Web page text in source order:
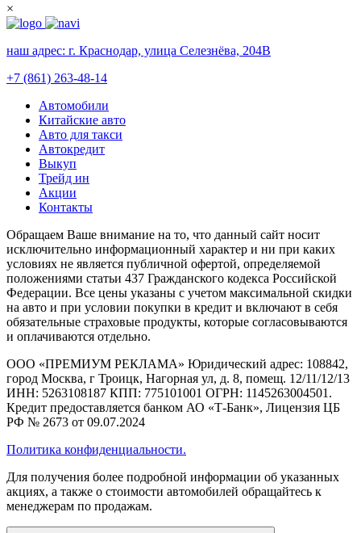
×
наш адрес: г. Краснодар, улица Селезнёва, 204В
+7 (861) 263-48-14
Автомобили
Китайские авто
Авто для такси
Автокредит
Выкуп
Трейд ин
Акции
Контакты
Обращаем Ваше внимание на то, что данный сайт носит
исключительно информационный характер и ни при каких
условиях не является публичной офертой, определяемой
положениями статьи 437 Гражданского кодекса Российской
Федерации. Все цены указаны с учетом максимальной скидки
на авто и при условии покупки в кредит и включают в себя
обязательные страховые продукты, которые согласовываются
и оплачиваются отдельно.
ООО «ПРЕМИУМ РЕКЛАМА» Юридический адрес: 108842,
город Москва, г Троицк, Нагорная ул, д. 8, помещ. 12/11/12/13
ИНН: 5263108187 КПП: 775101001 ОГРН: 1145263004501.
Кредит предоставляется банком АО «Т-Банк», Лицензия ЦБ
РФ № 2673 от 09.07.2024
Политика конфиденциальности.
Для получения более подробной информации об указанных
акциях, а также о стоимости автомобилей обращайтесь к
менеджерам по продажам.